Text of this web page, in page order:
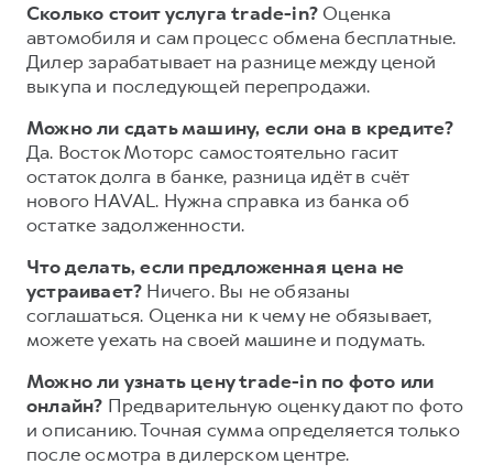
Сколько стоит услуга trade-in? Оценка
автомобиля и сам процесс обмена бесплатные.
Дилер зарабатывает на разнице между ценой
выкупа и последующей перепродажи.
Можно ли сдать машину, если она в кредите?
Да. Восток Моторс самостоятельно гасит
остаток долга в банке, разница идёт в счёт
нового HAVAL. Нужна справка из банка об
остатке задолженности.
Что делать, если предложенная цена не
устраивает? Ничего. Вы не обязаны
соглашаться. Оценка ни к чему не обязывает,
можете уехать на своей машине и подумать.
Можно ли узнать цену trade-in по фото или
онлайн? Предварительную оценку дают по фото
и описанию. Точная сумма определяется только
после осмотра в дилерском центре.